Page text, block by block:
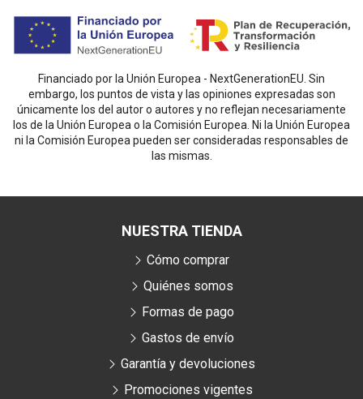
Financiado por la Unión Europea - NextGenerationEU. Sin
embargo, los puntos de vista y las opiniones expresadas son
únicamente los del autor o autores y no reflejan necesariamente
los de la Unión Europea o la Comisión Europea. Ni la Unión Europea
ni la Comisión Europea pueden ser consideradas responsables de
las mismas.
NUESTRA TIENDA
Cómo comprar
Quiénes somos
Formas de pago
Gastos de envío
Garantía y devoluciones
Promociones vigentes